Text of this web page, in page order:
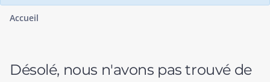
Accueil
Désolé, nous n'avons pas trouvé de